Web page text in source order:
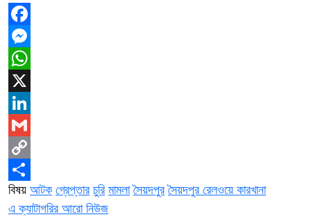
Facebook
Messenger
WhatsApp
X
LinkedIn
Gmail
Copy
Link
Share
বিষয় আটক গ্রেপ্তার চুরি মামলা সৈয়দপুর সৈয়দপুর রেলওয়ে কারখানা
এ ক্যাটাগরির আরো নিউজ